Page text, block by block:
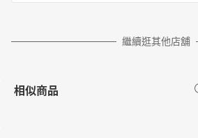
大語言發展中心委員等族語教學。現任全
專職老師。
繼續逛其他店舖
相似商品